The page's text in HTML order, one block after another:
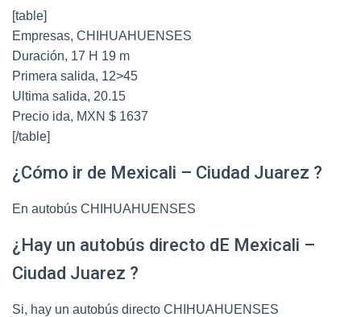
[table]
Empresas, CHIHUAHUENSES
Duración, 17 H 19 m
Primera salida, 12>45
Ultima salida, 20.15
Precio ida, MXN $ 1637
[/table]
¿Cómo ir de Mexicali – Ciudad Juarez ?
En autobús CHIHUAHUENSES
¿Hay un autobús directo dE Mexicali –
Ciudad Juarez ?
Si, hay un autobús directo CHIHUAHUENSES